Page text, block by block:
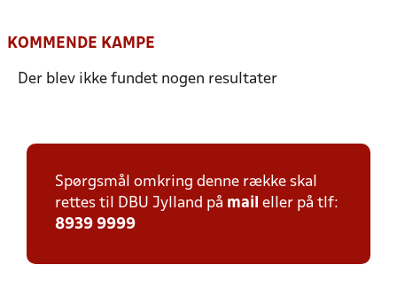
KOMMENDE KAMPE
Der blev ikke fundet nogen resultater
Spørgsmål omkring denne række skal
rettes til DBU Jylland på mail eller på tlf:
8939 9999